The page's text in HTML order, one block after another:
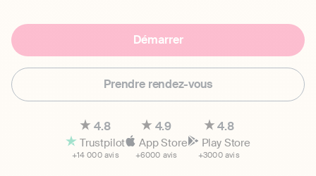
Démarrer
Prendre rendez-vous
4.8
Trustpilot
+14 000 avis
4.9
App Store
+6000 avis
4.8
Play Store
+3000 avis